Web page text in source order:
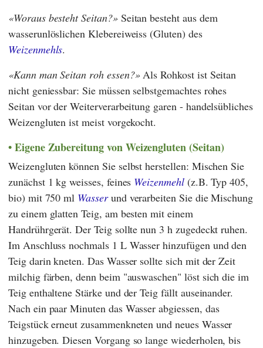
Woraus besteht Seitan? Seitan besteht aus dem
wasserunlöslichen Klebereiweiss (Gluten) des
Weizenmehls.
Kann man Seitan roh essen? Als Rohkost ist Seitan
nicht geniessbar: Sie müssen selbstgemachtes rohes
Seitan vor der Weiterverarbeitung garen - handelsübliches
Weizengluten ist meist vorgekocht.
Eigene Zubereitung von Weizengluten (Seitan)
Weizengluten können Sie selbst herstellen: Mischen Sie
zunächst 1 kg weisses, feines Weizenmehl(z.B. Typ 405,
bio) mit 750 ml Wasserund verarbeiten Sie die Mischung
zu einem glatten Teig, am besten mit einem
Handrührgerät. Der Teig sollte nun 3 h zugedeckt ruhen.
Im Anschluss nochmals 1 L Wasser hinzufügen und den
Teig darin kneten. Das Wasser sollte sich mit der Zeit
milchig färben, denn beim "auswaschen" löst sich die im
Teig enthaltene Stärke und der Teig fällt auseinander.
Nach ein paar Minuten das Wasser abgiessen, das
Teigstück erneut zusammenkneten und neues Wasser
hinzugeben. Diesen Vorgang so lange wiederholen, bis